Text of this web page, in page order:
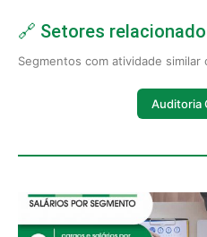
🔗 Setores
Segmentos com atividade similar
Auditoria